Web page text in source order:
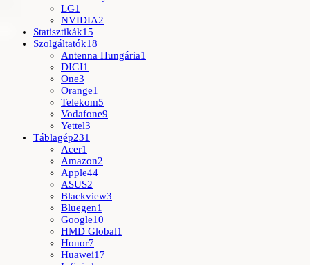
LG1
NVIDIA2
Statisztikák15
Szolgáltatók18
Antenna Hungária1
DIGI1
One3
Orange1
Telekom5
Vodafone9
Yettel3
Táblagép231
Acer1
Amazon2
Apple44
ASUS2
Blackview3
Bluegen1
Google10
HMD Global1
Honor7
Huawei17